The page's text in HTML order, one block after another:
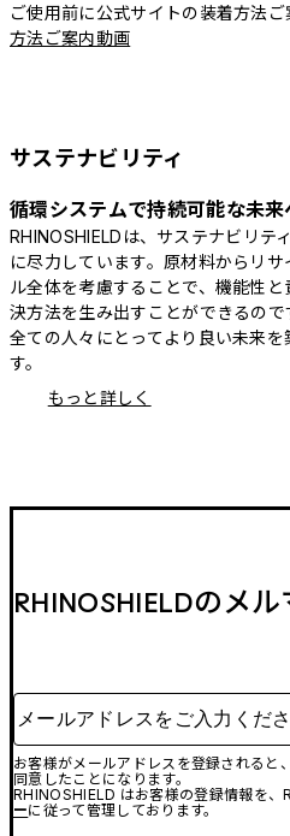
ご使用前に公式サイトの装着方法
方法ご案内動画
サステナビリティ
循環システムで持続可能な未来
RHINOSHIELDは、サステナビリテ
に尽力しています。原材料からリ
ル全体を考慮することで、機能性
決方法を生み出すことができるの
全ての人々にとってより良い未来
す。
もっと詳しく
RHINOSHIELDのメ
メールアドレスをご入力ください
お客様がメールアドレスを登録されると
同意したことになります。
RHINOSHIELD はお客様の登録情報を、
ーに従って管理しております。